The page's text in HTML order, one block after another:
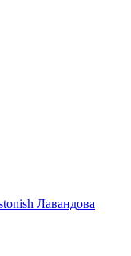
Лавандова